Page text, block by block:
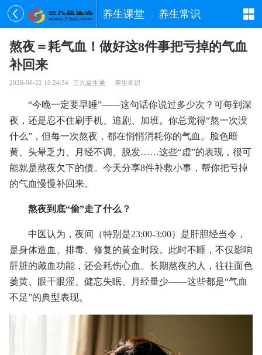
养生课堂 养生常识
熬夜＝耗气血！做好这8件事把亏掉的气血
补回来
2026-06-22 10:24:34 三九益生通 养生常识
“今晚一定要早睡”——这句话你说过多少次？可每到深
夜，还是忍不住刷手机、追剧、加班。你总觉得“熬一次没
什么”，但每一次熬夜，都在悄悄消耗你的气血。脸色暗
黄、头晕乏力、月经不调、脱发……这些“虚”的表现，很可
能就是熬夜欠下的债。今天分享8件补救小事，帮你把亏掉
的气血慢慢补回来。
熬夜到底“偷”走了什么？
中医认为，夜间（特别是23:00-3:00）是肝胆经当令，
是身体造血、排毒、修复的黄金时段。此时不睡，不仅影响
肝脏的藏血功能，还会耗伤心血。长期熬夜的人，往往面色
萎黄、眼干眼涩、健忘失眠、月经量少——这些都是“气血
不足”的典型表现。